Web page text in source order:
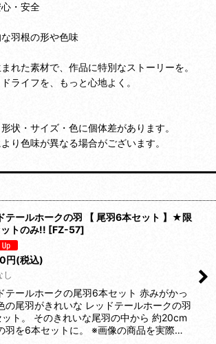
・安全
羽根の形や色味
れた素材で、作品に特別なストーリーを。
ライフを、もっと心地よく。
状・サイズ・色に個体差があります。
り色味が異なる場合がございます。
テールホークの羽 【 尾羽6本セット 】★限
トのみ!! [FZ-57]
円(税込)
し
テールホークの尾羽6本セット 赤みがかっ
の尾羽がきれいな レッドテールホークの羽
ト。 そのきれいな尾羽の中から 約20cm
羽を6本セットに。 ※画像の商品を実際…